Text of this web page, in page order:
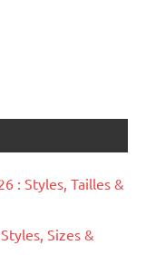
: Styles, Tailles &
Sizes &